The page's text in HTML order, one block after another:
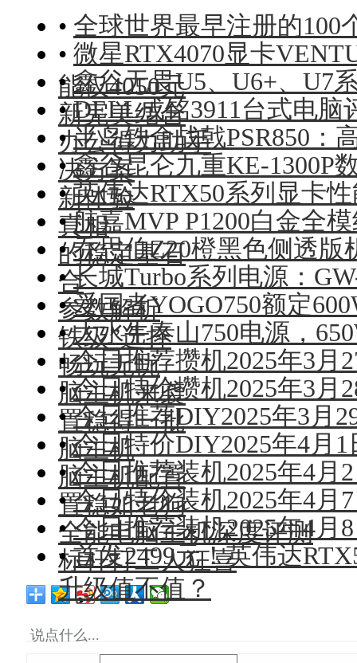
• 全球世界最早注册的100
• 微星RTX4070显卡
能仅4050元
•鑫谷无畏U5、U6+、U7
新完美结合
•DELL成铭3911台式电脑
办公得力助手
•半岛铁盒战戟PSR850：
决方案
•鑫谷昆仑九重KE-1300P
新体验
•英伟达RTX50系列显卡
真相
•航嘉MVP P1200白金全
的稳定基石
•乔思伯Z20橙黑色侧透
合
•长城Turbo系列电源：
参数解析
•爱国者YOGO750额定
铁级”选择
•大水牛泰山750电源，
畅玩无忧
•今日推荐攒机2025年3月
脑主机来袭
•今日特价攒机2025年3月
置稳得一批
•今日推荐DIY2025年3月
脑主机
•今日特价DIY2025年4月
脑主机配置
•今日推荐装机2025年4月
置稳如老狗
•今日特价装机2025年4月
全能电脑主机深度评测
•今日推荐装机2025年4月
标杆打工人狂喜
•首发2499元！英伟达
升级值不值？
说点什么...